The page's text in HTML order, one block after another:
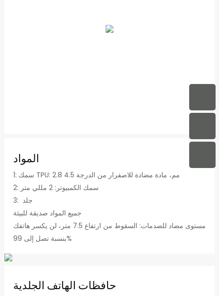
المواد
2: سمك الكمبيوتر: 2 مللي متر
مستوى مضاد للصدمات: السقوط من ارتفاع 7.5 متر، لن يكسر هاتفك
بنسبة تصل إلى 99%
حافظات الهاتف الجلدية